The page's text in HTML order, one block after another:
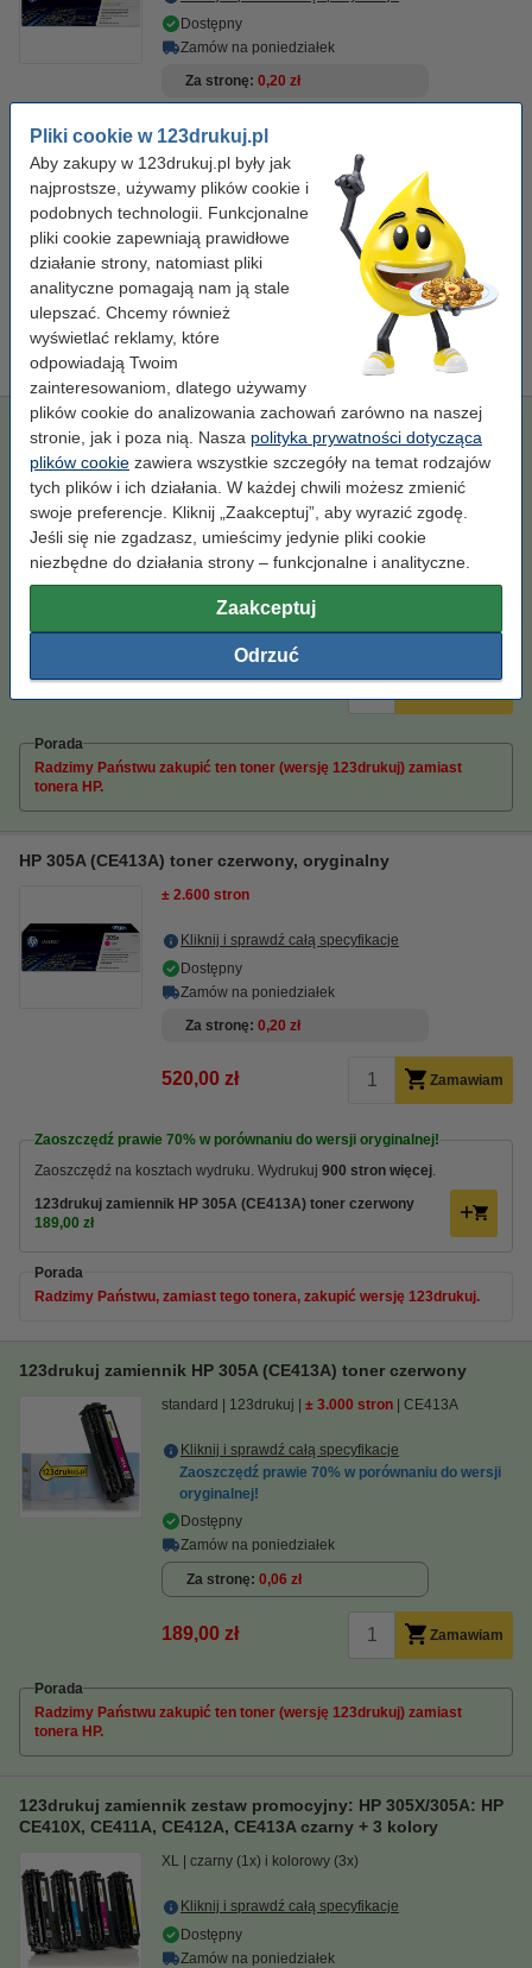
Pliki cookie w 123drukuj.pl
Aby zakupy w 123drukuj.pl były jak
najprostsze, używamy plików cookie i
podobnych technologii. Funkcjonalne
pliki cookie zapewniają prawidłowe
działanie strony, natomiast pliki
analityczne pomagają nam ją stale
ulepszać. Chcemy również
wyświetlać reklamy, które
odpowiadają Twoim
zainteresowaniom, dlatego używamy
plików cookie do analizowania zachowań zarówno na naszej
stronie, jak i poza nią. Nasza polityka prywatności dotycząca
plików cookie zawiera wszystkie szczegóły na temat rodzajów
tych plików i ich działania. W każdej chwili możesz zmienić
swoje preferencje. Kliknij „Zaakceptuj”, aby wyrazić zgodę.
Jeśli się nie zgadzasz, umieścimy jedynie pliki cookie
niezbędne do działania strony – funkcjonalne i analityczne.
Zaakceptuj
Odrzuć
Dostępny
Zamów na poniedziałek
Za stronę 0,20 zł
520,00 zł
Zaoszczędź prawie70% w porównaniu do wersji oryginalnej!
Zaoszczędź na kosztach wydruku. Wydrukuj
900 stron więcej .
123drukuj zamiennik HP 305A (CE412A) toner żółty
189,00 zł
Porada
Radzimy Państwu, zamiast tego tonera, zakupić wersję 123drukuj.
123drukuj zamiennik HP 305A (CE412A) toner żółty
standard 123drukuj ± 3.000 stron CE412A
Kliknij i sprawdź całą specyfikacje
Zaoszczędź prawie
70%
w porównaniu do wersji
oryginalnej!
Zamów na poniedziałek
Za stronę 0,06 zł
189,00 zł
Porada
Radzimy Państwu zakupić ten toner (wersję 123drukuj) zamiast
tonera HP.
HP 305A (CE413A) toner czerwony, oryginalny
± 2.600 stron
Kliknij i sprawdź całą specyfikacje
Dostępny
Zamów na poniedziałek
Za stronę 0,20 zł
520,00 zł Zamawiam
Zaoszczędź prawie 70% w porównaniu do wersji oryginalnej!
Zaoszczędź na kosztach wydruku. Wydrukuj 900 stron więcej.
123drukuj zamiennik HP 305A (CE413A) toner czerwony
189,00 zł
Porada
Radzimy Państwu, zamiast tego tonera, zakupić wersję 123drukuj.
123drukuj zamiennik HP 305A (CE413A) toner czerwony
standard 123drukuj ± 3.000 stron CE413A
Kliknij i sprawdź całą specyfikacje
Zaoszczędź prawie 70% w porównaniu do wersji
oryginalnej!
Dostępny
Zamów na poniedziałek
Za stronę 0,06 zł
189,00 zł Zamawiam
Porada
Radzimy Państwu zakupić ten toner (wersję 123drukuj) zamiast
tonera HP.
123drukuj zamiennik zestaw promocyjny: HP 305X/305A: HP
CE410X, CE411A, CE412A, CE413A czarny + 3 kolory
XL czarny (1x) i kolorowy (3x)
Kliknij i sprawdź całą specyfikacje
Dostępny
Zamów na poniedziałek